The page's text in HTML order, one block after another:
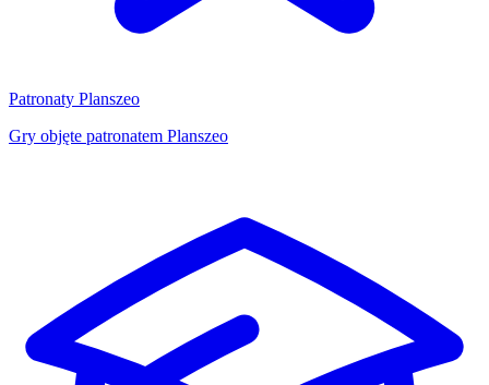
Patronaty Planszeo
Gry objęte patronatem Planszeo